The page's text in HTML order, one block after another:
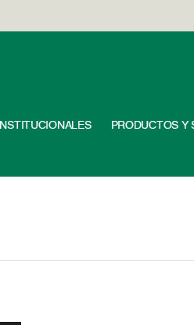
INSTITUCIONALES PRODUCTOS Y